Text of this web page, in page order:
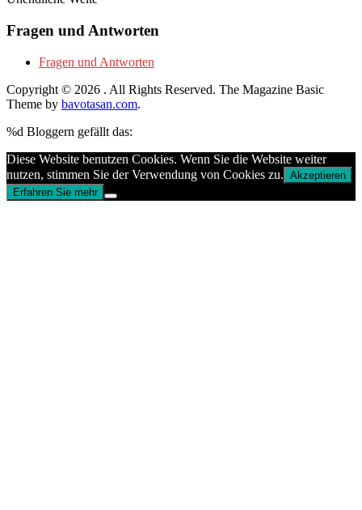
Fragen und Antworten
Fragen und Antworten
Copyright © 2026 . All Rights Reserved. The Magazine Basic
Theme by bavotasan.com.
%d Bloggern gefällt das:
Diese Website benutzen Cookies. Wenn Sie die Website weiter
nutzen, stimmen Sie der Verwendung von Cookies zu. Akzeptieren
Erfahren Sie mehr